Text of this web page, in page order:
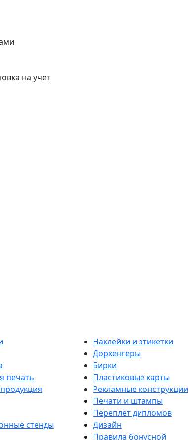
на учет
печать
стенды
Наклейки и этикетки
Дорхенгеры
Бирки
Пластиковые карты
Рекламные конструкции
Печати и штампы
Переплёт дипломов
Дизайн
Правила бонусной